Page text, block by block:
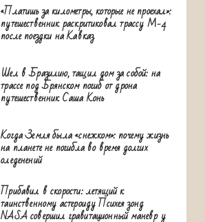
«Платишь за километры, которые не проехал»:
путешественник раскритиковал трассу М-4
после поездки на Кавказ
Шел в Бразилию, тащил дом за собой: на
трассе под Брянском погиб от дрона
путешественник Саша Конь
Когда Земля была «снежком»: почему жизнь
на планете не погибла во время долгих
оледенений
Прибавил в скорости: летящий к
таинственному астероиду Психея зонд
NASA совершил гравитационный маневр у